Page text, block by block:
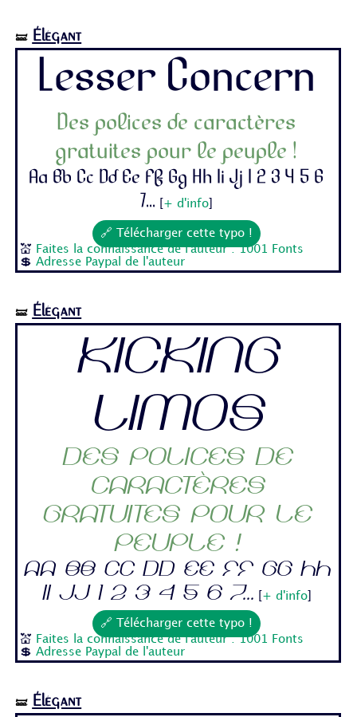
🝛 Élégant
Lesser Concern
Des polices de caractères
gratuites pour le peuple !
Aa Bb Cc Dd Ee Ff Gg Hh Ii Jj 1 2 3 4 5 6
7...
+ d'info]
🔗 Télécharger cette typo !
💒
Faites la connaissance de l'auteur : 1001 Fonts
💲Adresse Paypal de l'auteur
🝛 Élégant
Kicking
Limos
Des polices de
caractères
gratuites pour le
peuple !
Aa Bb Cc Dd Ee Ff Gg Hh
Ii Jj 1 2 3 4 5 6 7...
+ d'info]
🔗 Télécharger cette typo !
💒
Faites la connaissance de l'auteur : 1001 Fonts
💲Adresse Paypal de l'auteur
🝛 Élégant